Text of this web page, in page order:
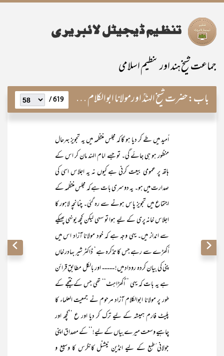
جماعت شیخ ہند اور تنظیم اسلامی
باب:حضرت شیخ الہندؒ اورمولانا ابوالکلام آزاد 619 /
اُمید میں طے کر دیا ہو گا کہ مجلس منتظمہ میں یہ تجویز بہرحال
منظور ہو ہی جائے گی۔ تو جسے امام الہند مان کر اس کے
ہاتھ پر عمومی بیعت کرنی ہے کیوں نہ یہ اجلاس اسی کی
صدارت میں ہو۔ یہ دوسری بات ہے کہ مجلس منتظمہ کے
اجتماع میں تجویز پاس ہونے سے رہ گئی۔ چنانچہ لاہور کا
اجلاس خانہ پری کے لیے ہوا تو سہی لیکن کچھ یونہی پھیکے
سے انداز میں۔ یہی وجہ ہے کہ خود مولانا آزاد اس میں
اُکھڑے سے رہے جس کا تذکرہ ہے‘ ڈاکٹر شیر بہادر خاں
پنی کی بیان کردہ روداد میں! ----- اور بالکل مطابقِ قرائن
ہے یہ بات کہ یہی ’’اُکھڑاہٹ‘‘ تھی جس کے نتیجے کے
طور پر مولانا ابوالکلام آزاد مرحوم نے جمعیت العلماء کا
پلیٹ فارم ہمیشہ کے لیے ترک کر دیا اور ع ’’کچھ اور
چاہیے وسعت میرے بیاں کے لیے!‘‘ کے مصداق اپنی
جولانی ٔطبع کے لیے انڈین نیشنل کانگرس کا وسیع و